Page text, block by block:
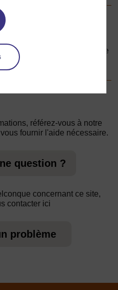
forces à l’œuvre dans la vie
jours
référez-vous à notre
fournir l'aide nécessaire.
question ?
concernant ce site,
contacter ici
problème